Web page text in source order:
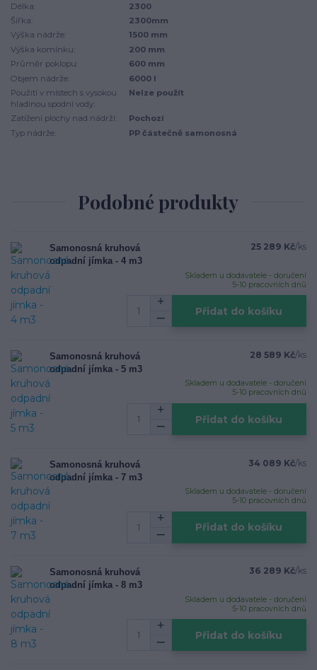
Délka:
2300
Šířka:
2300mm
Výška nádrže:
1500 mm
Výška komínku:
200 mm
Průměr poklopu:
600 mm
Objem nádrže:
6000 l
Použití v místech s vysokou
hladinou spodní vody:
Nelze použít
Zatížení plochy nad nádrží:
Pochozí
Typ nádrže:
PP částečně samonosná
Podobné produkty
Samonosná kruhová
odpadní jímka - 4 m3
25 289 Kč/ks
Skladem u dodavatele - doručení
5-10 pracovních dnů
Přidat do košíku
Samonosná kruhová
odpadní jímka - 5 m3
28 589 Kč/ks
Skladem u dodavatele - doručení
5-10 pracovních dnů
Přidat do košíku
Samonosná kruhová
odpadní jímka - 7 m3
34 089 Kč/ks
Skladem u dodavatele - doručení
5-10 pracovních dnů
Přidat do košíku
Samonosná kruhová
odpadní jímka - 8 m3
36 289 Kč/ks
Skladem u dodavatele - doručení
5-10 pracovních dnů
Přidat do košíku